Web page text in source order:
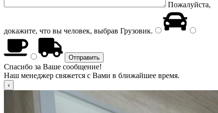
Пожалуйста,
докажите, что вы человек, выбрав Грузовик.
Спасибо за Ваше сообщение!
Наш менеджер свяжется с Вами в ближайшее время.